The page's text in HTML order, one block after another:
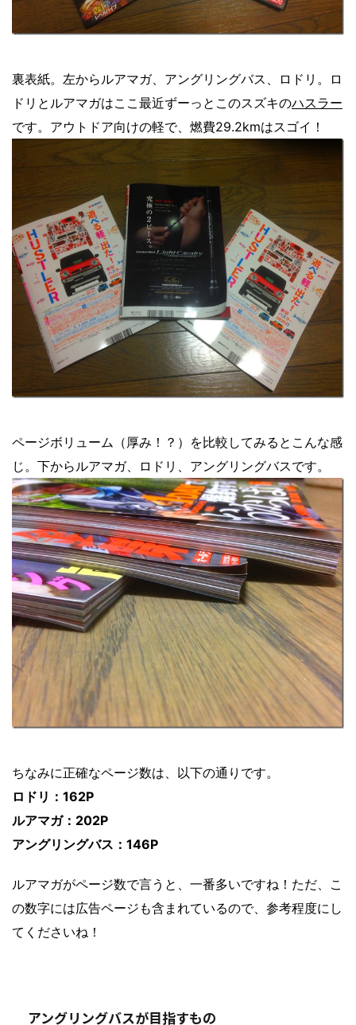
裏表紙。左からルアマガ、アングリングバス、ロドリ。ロ
ドリとルアマガはここ最近ずーっとこのスズキのハスラー
です。アウトドア向けの軽で、燃費29.2kmはスゴイ！
ページボリューム（厚み！？）を比較してみるとこんな感
じ。下からルアマガ、ロドリ、アングリングバスです。
ちなみに正確なページ数は、以下の通りです。
ロドリ：162P
ルアマガ：202P
アングリングバス：146P
ルアマガがページ数で言うと、一番多いですね！ただ、こ
の数字には広告ページも含まれているので、参考程度にし
てくださいね！
アングリングバスが目指すもの